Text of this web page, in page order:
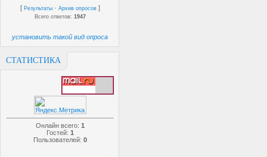
[ Результаты · Архив опросов ]
Всего ответов: 1947
установить такой вид опроса
СТАТИСТИКА
Онлайн всего: 1
Гостей: 1
Пользователей: 0